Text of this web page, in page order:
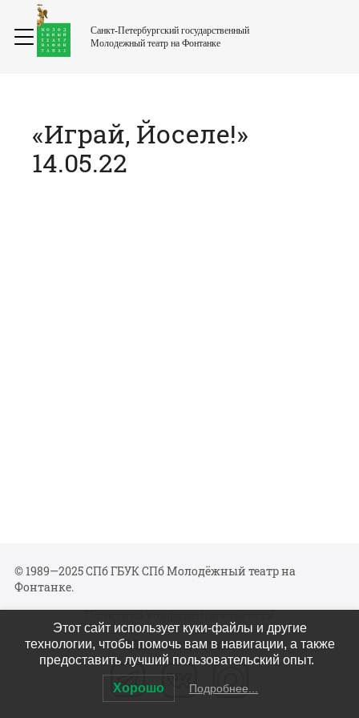
Санкт-Петербургский государственный
Молодежный театр на Фонтанке
«Играй, Йоселе!»
14.05.22
© 1989—2025 СПб ГБУК СПб Молодёжный театр на
Фонтанке.
Политика конфиденциальности
Мы в соцсетях
Этот сайт использует куки-файлы и другие
технологии, чтобы помочь вам в навигации, а также
предоставить лучший пользовательский опыт.
Хорошо Подробнее...